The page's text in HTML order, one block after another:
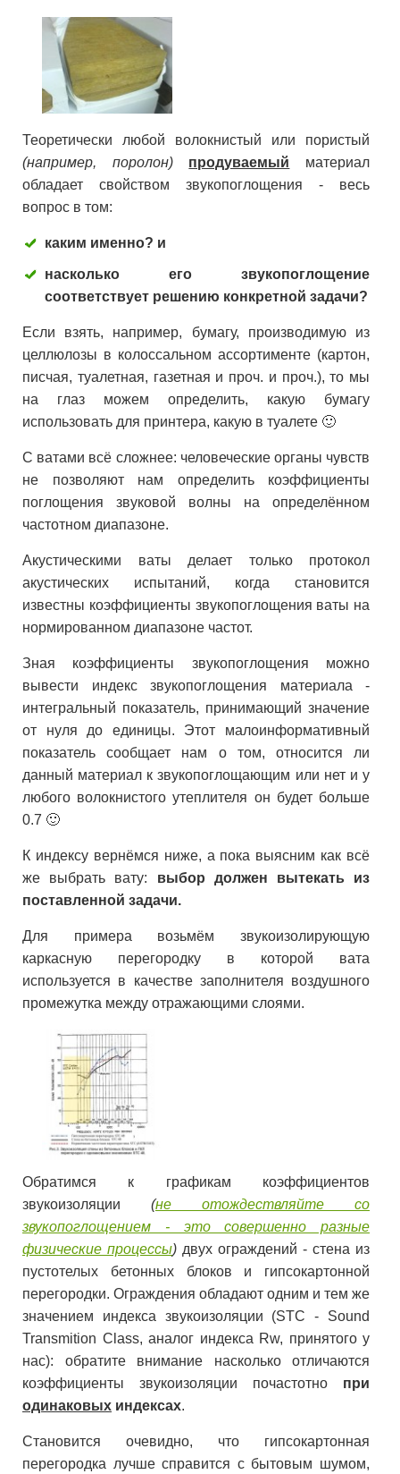
Теоретически любой волокнистый или пористый
(например, поролон)
продуваемый материал
обладает свойством звукопоглощения - весь
вопрос в том:
каким именно? и
насколько его звукопоглощение
соответствует решению конкретной задачи?
Если взять, например, бумагу, производимую из
целлюлозы в колоссальном ассортименте (картон,
писчая, туалетная, газетная и проч. и проч.), то мы
на глаз можем определить, какую бумагу
использовать для принтера, какую в туалете 🙂
С ватами всё сложнее: человеческие органы чувств
не позволяют нам определить коэффициенты
поглощения звуковой волны на определённом
частотном диапазоне.
Акустическими ваты делает только протокол
акустических испытаний, когда становится
известны коэффициенты звукопоглощения ваты на
нормированном диапазоне частот.
Зная коэффициенты звукопоглощения можно
вывести индекс звукопоглощения материала -
интегральный показатель, принимающий значение
от нуля до единицы. Этот малоинформативный
показатель сообщает нам о том, относится ли
данный материал к звукопоглощающим или нет и у
любого волокнистого утеплителя он будет больше
0.7 🙂
К индексу вернёмся ниже, а пока выясним как всё
же выбрать вату: выбор должен вытекать из
поставленной задачи.
Для примера возьмём звукоизолирующую
каркасную перегородку в которой вата
используется в качестве заполнителя воздушного
промежутка между отражающими слоями.
Обратимся к графикам коэффициентов
звукоизоляции(не отождествляйте со
звукопоглощением - это совершенно разные
физические процессы) двух ограждений - стена из
пустотелых бетонных блоков и гипсокартонной
перегородки. Ограждения обладают одним и тем же
значением индекса звукоизоляции (STC - Sound
Transmition Class, аналог индекса Rw, принятого у
нас): обратите внимание насколько отличаются
коэффициенты звукоизоляции почастотно при
одинаковых индексах.
Становится очевидно, что гипсокартонная
перегородка лучше справится с бытовым шумом,